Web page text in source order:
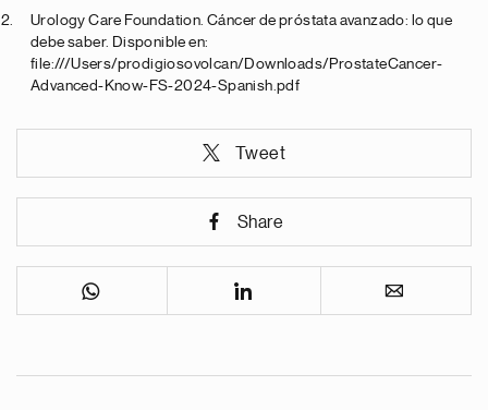
Urology Care Foundation. Cáncer de próstata avanzado: lo que
debe saber. Disponible en:
file:///Users/prodigiosovolcan/Downloads/ProstateCancer-
Advanced-Know-FS-2024-Spanish.pdf
Tweet
Share